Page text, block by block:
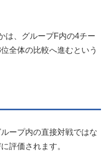
は、グループF内の4チー
全体の比較へ進むという
ープ内の直接対戦ではな
評価されます。